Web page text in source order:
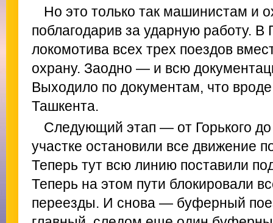
Но это только так машинистам и
поблагодарив за ударную работу. В
локомотива всех трех поездов
охрану. Заодно — и всю
Выходило по документам, что
Ташкента.
Следующий этап — от Горького
участке остановили все движение
Теперь тут всю линию поставили
Теперь на этом пути блокировали
переезды. И снова — буферный